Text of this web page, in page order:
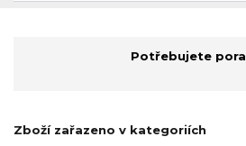
Potřebujete
Zboží zařazeno v kategoriích